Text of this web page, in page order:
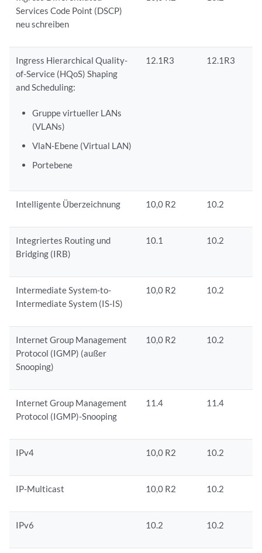
Services Code Point (DSCP)
neu schreiben
Ingress Hierarchical Quality-
of-Service (HQoS) Shaping
and Scheduling:
Gruppe virtueller LANs
(VLANs)
VlaN-Ebene (Virtual LAN)
Portebene
12.1R3 12.1R3
Intelligente Überzeichnung 10,0 R2 10.2
Integriertes Routing und
Bridging (IRB)
10.1 10.2
Intermediate System-to-
Intermediate System (IS-IS)
10,0 R2 10.2
Internet Group Management
Protocol (IGMP) (außer
Snooping)
10,0 R2 10.2
Internet Group Management
Protocol (IGMP)-Snooping
11.4 11.4
IPv4 10,0 R2 10.2
IP-Multicast 10,0 R2 10.2
IPv6 10.2 10.2